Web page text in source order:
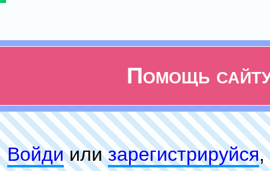
Помощь
Войдиилизарeгиcтpируйся,